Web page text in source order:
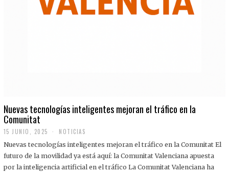
Nuevas tecnologías inteligentes mejoran el tráfico en la
Comunitat
15 JUNIO, 2025 NOTICIAS
Nuevas tecnologías inteligentes mejoran el tráfico en la Comunitat El
futuro de la movilidad ya está aquí: la Comunitat Valenciana apuesta
por la inteligencia artificial en el tráfico La Comunitat Valenciana ha